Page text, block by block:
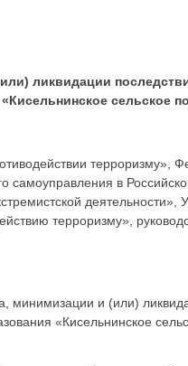
ликвидации
сельское
терроризму»,
самоуправления в
деятельности»,
терроризму»,
минимизации и (или)
«Кисельнинское